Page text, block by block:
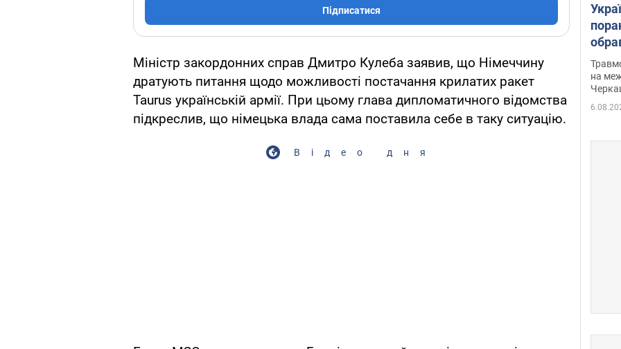
Підписатися
Міністр закордонних справ Дмитро Кулеба заявив, що Німеччину
дратують питання щодо можливості постачання крилатих ракет
Taurus українській армії. При цьому глава дипломатичного відомства
підкреслив, що німецька влада сама поставила себе в таку ситуацію.
Відео дня
Фото
на